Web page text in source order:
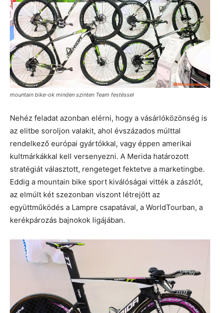
mountain bike-ok minden szinten Team festéssel
Nehéz feladat azonban elérni, hogy a vásárlóközönség is
az elitbe soroljon valakit, ahol évszázados múlttal
rendelkező európai gyártókkal, vagy éppen amerikai
kultmárkákkal kell versenyezni. A Merida határozott
stratégiát választott, rengeteget fektetve a marketingbe.
Eddig a mountain bike sport kiválóságai vitték a zászlót,
az elmúlt két szezonban viszont létrejött az
együttműködés a Lampre csapatával, a WorldTourban, a
kerékpározás bajnokok ligájában.